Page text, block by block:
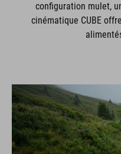
configuration mulet,
cinématique CUBE